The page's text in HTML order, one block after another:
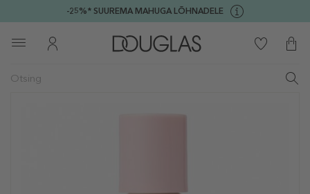
-25%* SUUREMA MAHUGA LÕHNADELE